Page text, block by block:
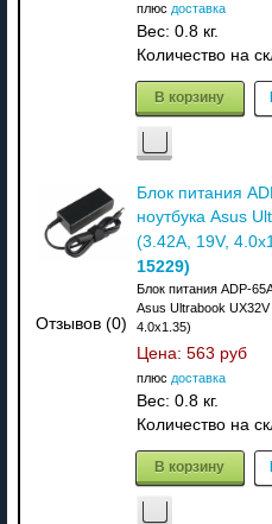
плюс доставка
Вес: 0.8 кг.
Количество на
В корзину
Отзывов (0)
Блок питания
ноутбука Asus
(3.42A, 19V,
15229)
Блок питания ADP-
Asus Ultrabook UX32V
4.0х1.35)
Цена: 563 руб
плюс доставка
Вес: 0.8 кг.
Количество на
В корзину